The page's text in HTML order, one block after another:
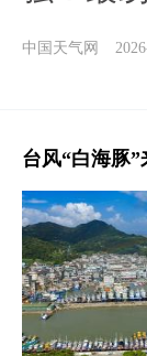
中国天气网
台风“白海豚